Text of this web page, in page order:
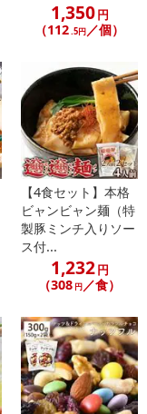
1,350円
（112.5円／個）
【4食セット】本格
ビャンビャン麺（特
製豚ミンチ入りソー
ス付...
1,232円
（308 円 ／食）